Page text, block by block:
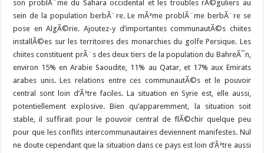
son problÃ¨me du Sahara occidental et les troubles rÃ©guliers au
sein de la population berbÃ¨re. Le mÃªme problÃ¨me berbÃ¨re se
pose en AlgÃ©rie. Ajoutez-y d’importantes communautÃ©s chiites
installÃ©es sur les territoires des monarchies du golfe Persique. Les
chiites constituent prÃ¨s des deux tiers de la population du BahreÃ¯n,
environ 15% en Arabie Saoudite, 11% au Qatar, et 17% aux Emirats
arabes unis. Les relations entre ces communautÃ©s et le pouvoir
central sont loin d’Ãªtre faciles. La situation en Syrie est, elle aussi,
potentiellement explosive. Bien qu’apparemment, la situation soit
stable, il suffirait pour le pouvoir central de flÃ©chir quelque peu
pour que les conflits intercommunautaires deviennent manifestes. Nul
ne doute cependant que la situation dans ce pays est loin d’Ãªtre aussi